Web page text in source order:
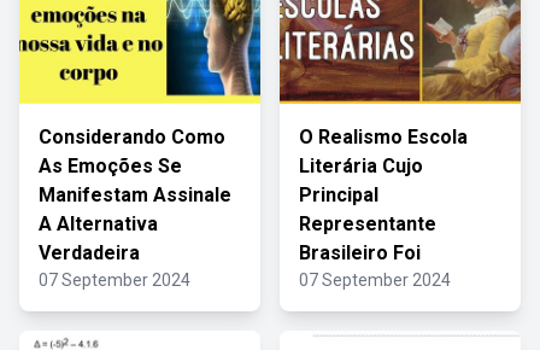
Considerando Como
As Emoções Se
Manifestam Assinale
A Alternativa
Verdadeira
07 September 2024
O Realismo Escola
Literária Cujo
Principal
Representante
Brasileiro Foi
07 September 2024